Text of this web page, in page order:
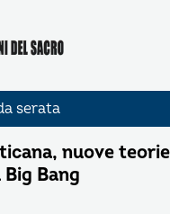
serata
nuove
Bang